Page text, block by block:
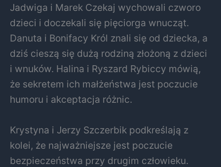
Jadwiga i Marek Czekaj wychowali czworo
dzieci i doczekali się pięciorga wnucząt.
Danuta i Bonifacy Król znali się od dziecka, a
dziś cieszą się dużą rodziną złożoną z dzieci
i wnuków. Halina i Ryszard Rybiccy mówią,
że sekretem ich małżeństwa jest poczucie
humoru i akceptacja różnic.
Krystyna i Jerzy Szczerbik podkreślają z
kolei, że najważniejsze jest poczucie
bezpieczeństwa przy drugim człowieku.